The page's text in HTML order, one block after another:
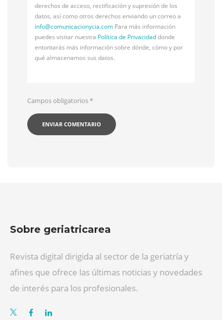
derechos de acceso, rectificación y supresión de los
datos, así como otros derechos enviando un correo a
info@comunicacionycia.com Para más información
puedes visitar nuestra Política de Privacidaddonde
entontarás más información sobre dónde, cómo y por
qué almacenamos sus datos.
Campos obligatorios*
Sobre geriatricarea
Revista digital dirigida al sector de la geriatría y
afines que ofrece las últimas noticias y novedades
de interés para los profesionales.